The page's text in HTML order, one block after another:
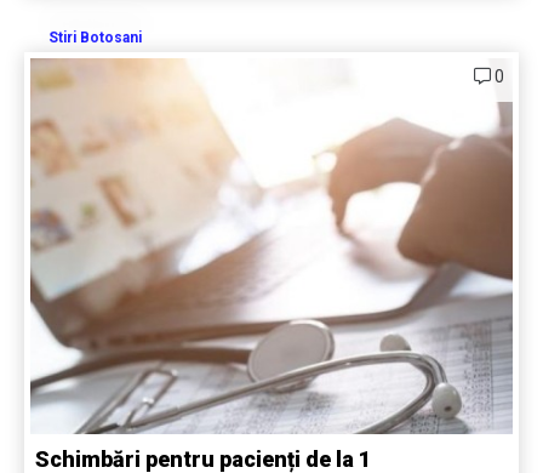
Stiri Botosani
0
Schimbări pentru pacienți de la 1